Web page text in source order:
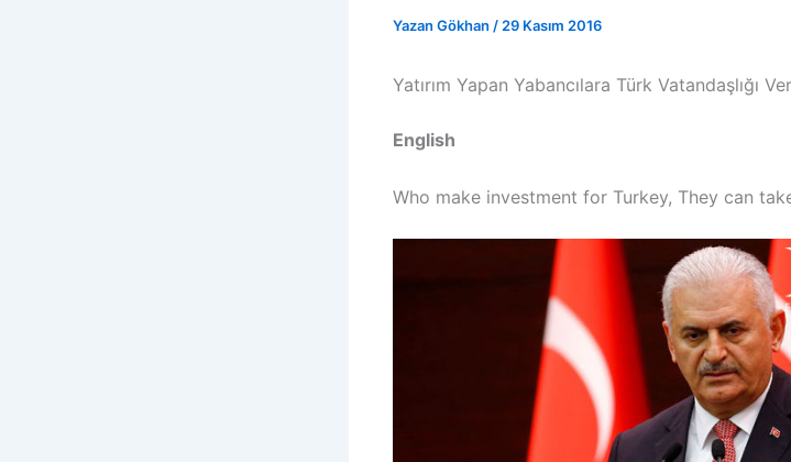
Yazan Gökhan / 29 Kasım 2016
Yatırım Yapan Yabancılara Türk Vatandaşlığı
English
Who make investment for Turkey, They can